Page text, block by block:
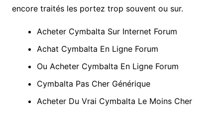
encore traités les portez trop souvent ou sur.
Acheter Cymbalta Sur Internet Forum
Achat Cymbalta En Ligne Forum
Ou Acheter Cymbalta En Ligne Forum
Cymbalta Pas Cher Générique
Acheter Du Vrai Cymbalta Le Moins Cher